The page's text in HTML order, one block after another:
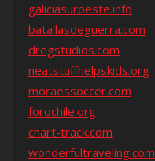
galiciasuroeste.info
batallasdeguerra.com
dregstudios.com
neatstuffhelpskids.org
moraessoccer.com
forochile.org
chart-track.com
wonderfultraveling.com